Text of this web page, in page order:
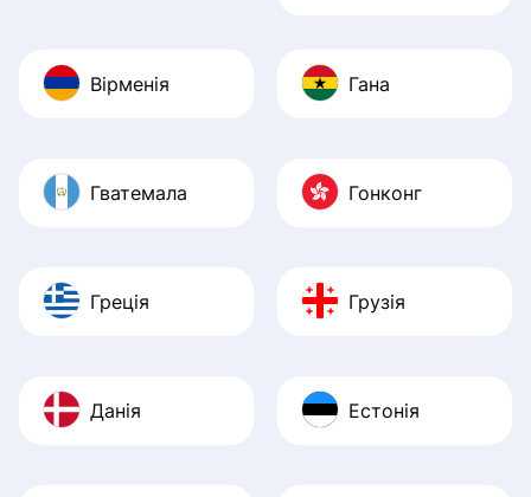
Вірменія Гана
Гватемала Гонконг
Греція Грузія
Данія Естонія